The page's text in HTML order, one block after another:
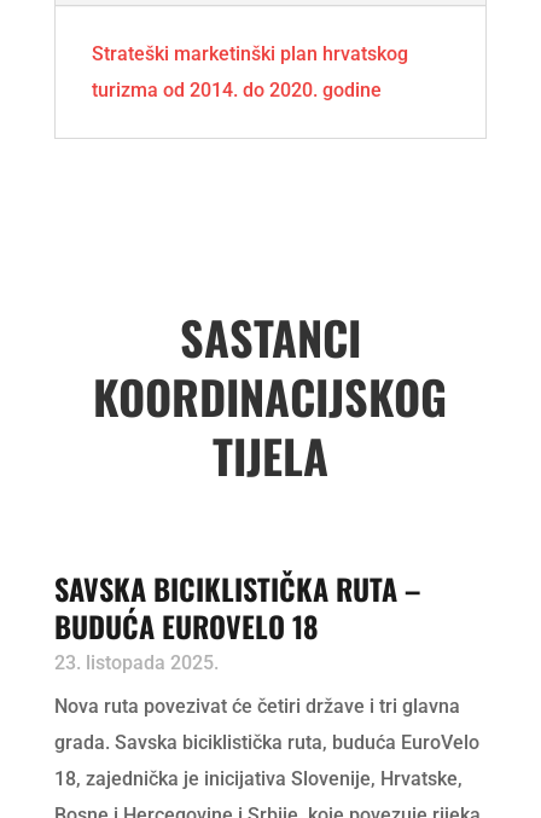
Strateški marketinški plan hrvatskog
turizma od 2014. do 2020. godine
SASTANCI
KOORDINACIJSKOG
TIJELA
SAVSKA BICIKLISTIČKA RUTA –
BUDUĆA EUROVELO 18
23. listopada 2025.
Nova ruta povezivat će četiri države i tri glavna
grada. Savska biciklistička ruta, buduća EuroVelo
18, zajednička je inicijativa Slovenije, Hrvatske,